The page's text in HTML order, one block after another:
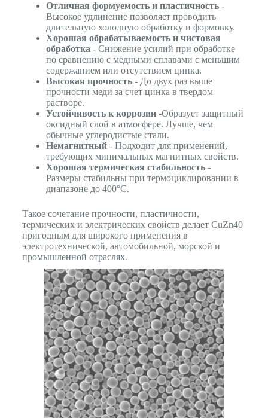
Отличная формуемость и пластичность-
Высокое удлинение позволяет проводить
длительную холодную обработку и формовку.
Хорошая обрабатываемость и чистовая
обработка - Снижение усилий при обработке
по сравнению с медными сплавами с меньшим
содержанием или отсутствием цинка.
Высокая прочность- До двух раз выше
прочности меди за счет цинка в твердом
растворе.
Устойчивость к коррозии-Образует защитный
оксидный слой в атмосфере. Лучше, чем
обычные углеродистые стали.
Немагнитный- Подходит для применений,
требующих минимальных магнитных свойств.
Хорошая термическая стабильность-
Размеры стабильны при термоциклировании в
диапазоне до 400°C.
Такое сочетание прочности, пластичности,
термических и электрических свойств делает CuZn40
пригодным для широкого применения в
электротехнической, автомобильной, морской и
промышленной отраслях.